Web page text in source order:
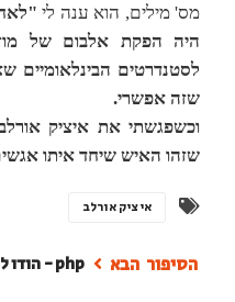
מס' מילים, הוא ענה לי
היה הפקת אלבום של
לסטנדרטים הבינלאומיים
שזה אפשרי.
וכשפגשתי את איציק
שזהו האיש שיחד איתו
איציק אורלב
php - הודו לה'